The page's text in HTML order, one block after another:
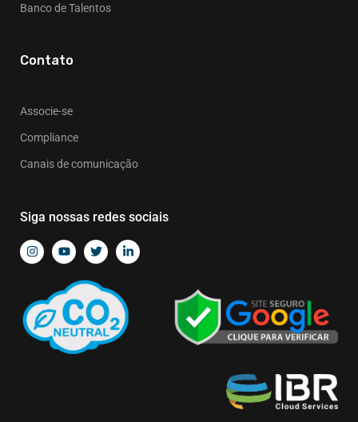
Banco de Talentos
Contato
Associe-se
Compliance
Canais de comunicação
Siga nossas redes sociais